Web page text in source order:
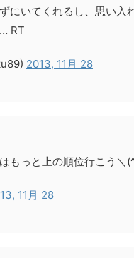
にいてくれるし、思い入
RT
2013, 11月 28
もっと上の順位行こう＼
11月 28